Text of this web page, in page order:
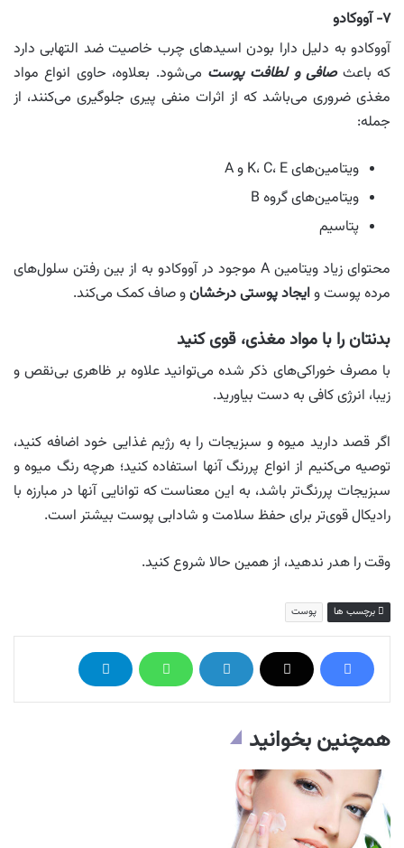
۷- آووکادو
آووکادو به دلیل دارا بودن اسیدهای چرب خاصیت ضد التهابی دارد
که باعثصافی و لطافت پوست می‌شود. بعلاوه، حاوی انواع مواد
مغذی ضروری می‌باشد که از اثرات منفی پیری جلوگیری می‌کنند، از
جمله:
ویتامین‌های K، C، E و A
ویتامین‌های گروه B
پتاسیم
محتوای زیاد ویتامین A موجود در آووکادو به از بین رفتن سلول‌های
مرده پوست وایجاد پوستی درخشانو صاف کمک می‌کند.
بدنتان را با مواد مغذی، قوی کنید
با مصرف خوراکی‌های ذکر شده می‌توانید علاوه بر ظاهری بی‌نقص و
زیبا، انرژی کافی به دست بیاورید.
اگر قصد دارید میوه و سبزیجات را به رژیم غذایی خود اضافه کنید،
توصیه می‌کنیم از انواع پررنگ آنها استفاده کنید؛ هرچه رنگ میوه و
سبزیجات پررنگ‌تر باشد، به این معناست که توانایی آنها در مبارزه با
رادیکال قوی‌تر برای حفظ سلامت و شادابی پوست بیشتر است.
وقت را هدر ندهید، از همین حالا شروع کنید.
برچسب ها پوست
همچنین بخوانید